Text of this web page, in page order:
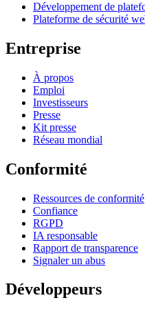
Développement de
Plateforme de sécurité
Entreprise
À propos
Emploi
Investisseurs
Presse
Kit presse
Réseau mondial
Conformité
Ressources de conformité
Confiance
RGPD
IA responsable
Rapport de transparence
Signaler un abus
Développeurs